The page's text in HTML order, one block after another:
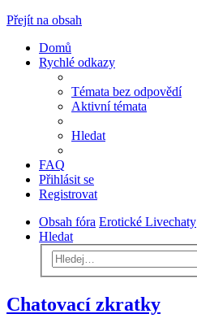
Přejít na obsah
Domů
Rychlé odkazy
Témata bez odpovědí
Aktivní témata
Hledat
FAQ
Přihlásit se
Registrovat
Obsah fóra Erotické Livechaty
Hledat
Chatovací zkratky